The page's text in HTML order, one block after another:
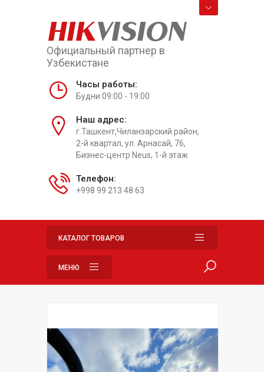
HIKVISION
Официальный партнер в
Узбекистане
Часы работы:
Будни 09:00 - 19:00
Наш адрес:
г.Ташкент,Чиланзарский район,
2-й квартал, ул. Арнасай, 76,
Бизнес-центр Neus, 1-й этаж
Телефон:
+998 99 213 48 63
КАТАЛОГ ТОВАРОВ
МЕНЮ